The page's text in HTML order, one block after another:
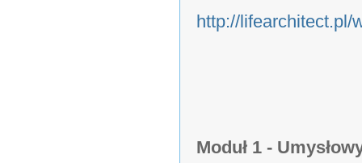
http://lifearchitect.pl/
Moduł 1 -